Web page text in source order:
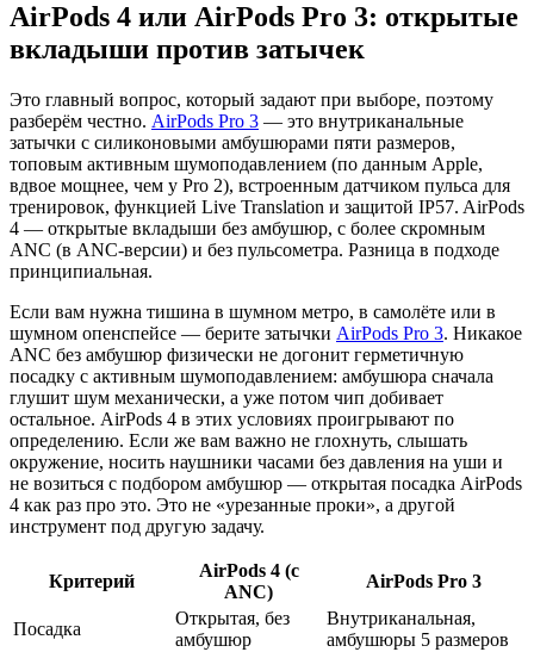
AirPods 4 или AirPods Pro 3: открытые
вкладыши против затычек
Это главный вопрос, который задают при выборе, поэтому
разберём честно. AirPods Pro 3 — это внутриканальные
затычки с силиконовыми амбушюрами пяти размеров,
топовым активным шумоподавлением (по данным Apple,
вдвое мощнее, чем у Pro 2), встроенным датчиком пульса для
тренировок, функцией Live Translation и защитой IP57. AirPods
4 — открытые вкладыши без амбушюр, с более скромным
ANC (в ANC-версии) и без пульсометра. Разница в подходе
принципиальная.
Если вам нужна тишина в шумном метро, в самолёте или в
шумном опенспейсе — берите затычки AirPods Pro 3. Никакое
ANC без амбушюр физически не догонит герметичную
посадку с активным шумоподавлением: амбушюра сначала
глушит шум механически, а уже потом чип добивает
остальное. AirPods 4 в этих условиях проигрывают по
определению. Если же вам важно не глохнуть, слышать
окружение, носить наушники часами без давления на уши и
не возиться с подбором амбушюр — открытая посадка AirPods
4 как раз про это. Это не «урезанные проки», а другой
инструмент под другую задачу.
Критерий
AirPods 4 (с
ANC)
AirPods Pro 3
Посадка
Открытая, без
амбушюр
Внутриканальная,
амбушюры 5 размеров